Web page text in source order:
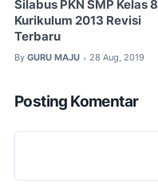
Silabus PKN SMP Kelas 8
Kurikulum 2013 Revisi
Terbaru
By GURU MAJU • 28 Aug, 2019
Posting Komentar